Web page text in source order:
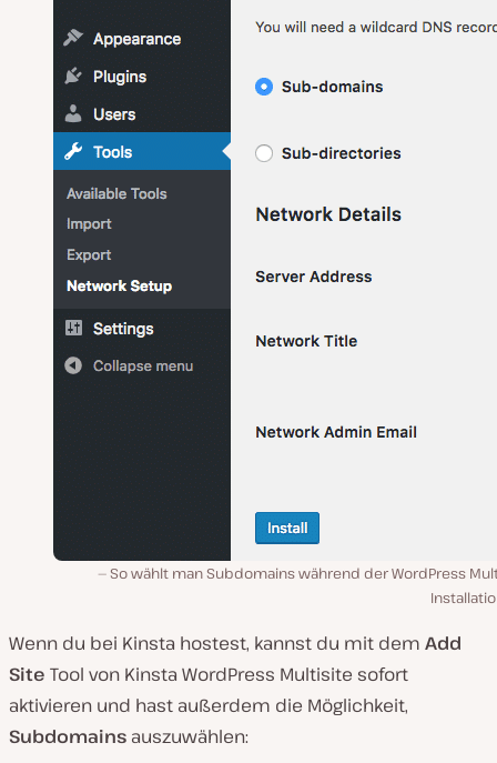
So wählt man Subdomains während der WordPress
Wenn du bei Kinsta hostest, kannst du mit dem Add
Site Tool von Kinsta WordPress Multisite sofort
aktivieren und hast außerdem die Möglichkeit,
Subdomains auszuwählen: